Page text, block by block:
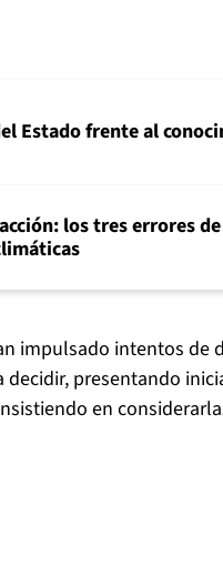
Estado frente al
los tres errores
impulsado intentos de
presentando
en